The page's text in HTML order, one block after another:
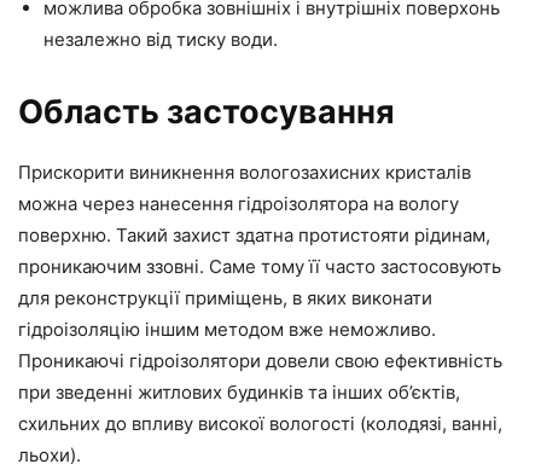
можлива обробка зовнішніх і внутрішніх поверхонь
незалежно від тиску води.
Область застосування
Прискорити виникнення вологозахисних кристалів
можна через нанесення гідроізолятора на вологу
поверхню. Такий захист здатна протистояти рідинам,
проникаючим ззовні. Саме тому її часто застосовують
для реконструкції приміщень, в яких виконати
гідроізоляцію іншим методом вже неможливо.
Проникаючі гідроізолятори довели свою ефективність
при зведенні житлових будинків та інших об’єктів,
схильних до впливу високої вологості (колодязі, ванні,
льохи).